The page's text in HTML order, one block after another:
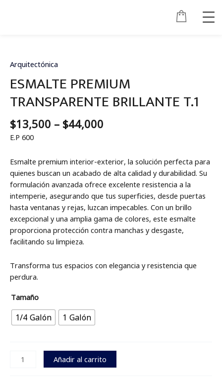
Arquitectónica
ESMALTE PREMIUM
TRANSPARENTE BRILLANTE T.1
$13,500 – $44,000
$44,000
E.P 600
Esmalte premium interior-exterior, la solución perfecta para
quienes buscan un acabado de alta calidad y durabilidad. Su
formulación avanzada ofrece excelente resistencia a la
intemperie, asegurando que tus superficies, desde puertas
hasta ventanas y rejas, luzcan impecables. Con un brillo
excepcional y una amplia gama de colores, este esmalte
proporciona protección contra manchas y desgaste,
facilitando su limpieza.
Transforma tus espacios con elegancia y resistencia que
perdura.
Tamaño
1/4 Galón 1 Galón
TRANSPARENTE
T.1
cantidad
Añadir al carrito